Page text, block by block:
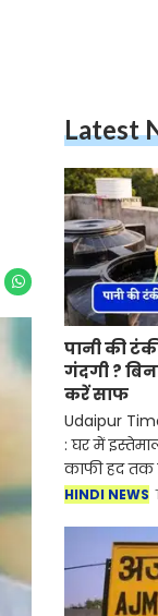
Latest
पानी की
गंदगी ?
करें साफ
Udaipur
: घर में
काफी हद तक
कि पानी की
बैक्टीरिय
HINDI NEWS